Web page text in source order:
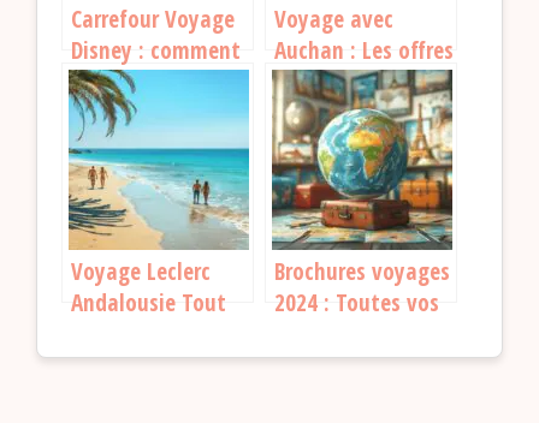
Carrefour Voyage
Disney : comment
organiser un
séjour magique et
économique
Voyage avec
Auchan : Les offres
Disney à ne pas
manquer
Voyage Leclerc
Andalousie Tout
découverte d’un
Brochures voyages
2024 : Toutes vos
portée de main